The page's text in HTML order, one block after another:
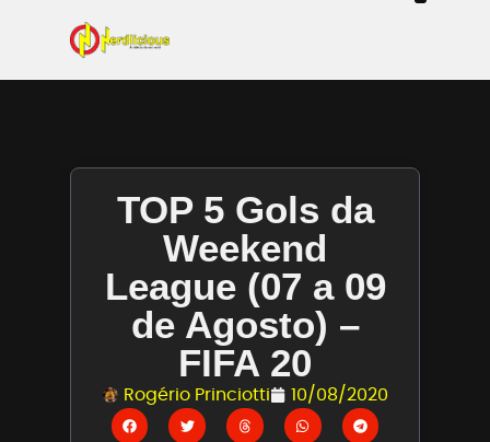
TOP 5 Gols da
Weekend
League (07 a 09
de Agosto) –
FIFA 20
Rogério Princiotti 10/08/2020